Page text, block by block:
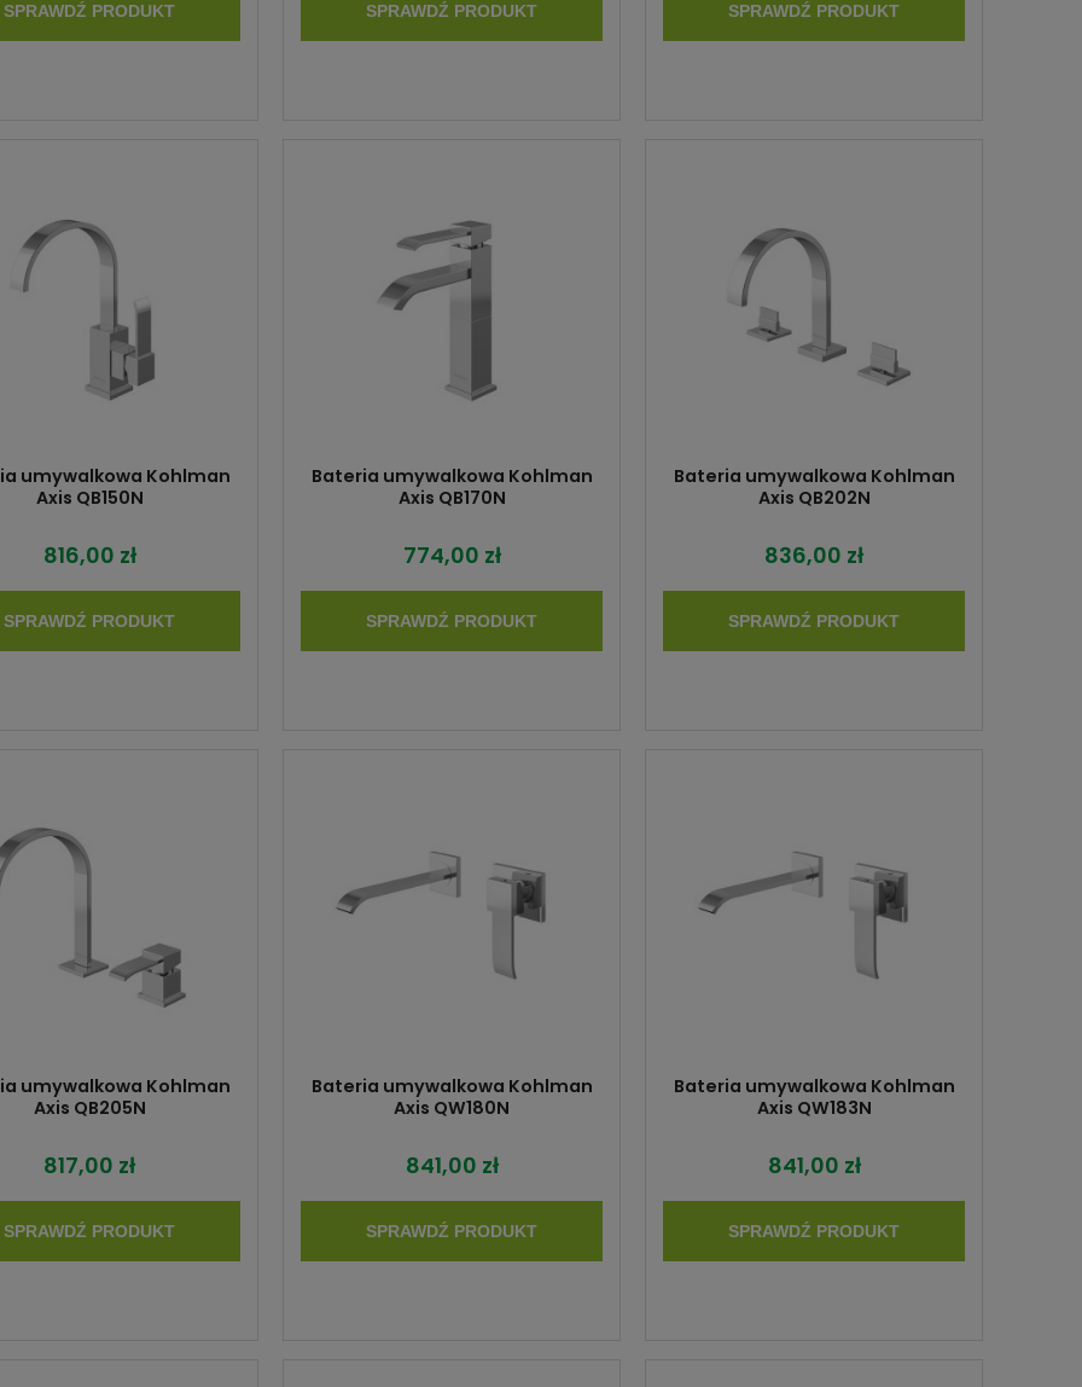
SPRAWDŹ PRODUKT SPRAWDŹ PRODUKT SPRAWDŹ PRODUKT
umywalkowa Kohlman
Axis QB150N
816,00 zł
SPRAWDŹ PRODUKT
Bateria umywalkowa Kohlman
Axis QB170N
774,00 zł
SPRAWDŹ PRODUKT
Bateria umywalkowa Kohlman
Axis QB202N
836,00 zł
SPRAWDŹ PRODUKT
umywalkowa Kohlman
Axis QB205N
817,00 zł
SPRAWDŹ PRODUKT
Bateria umywalkowa Kohlman
Axis QW180N
841,00 zł
SPRAWDŹ PRODUKT
Bateria umywalkowa Kohlman
Axis QW183N
841,00 zł
SPRAWDŹ PRODUKT